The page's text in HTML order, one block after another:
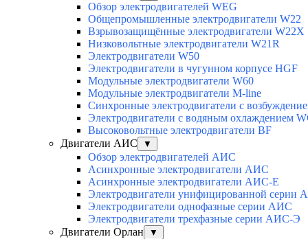
Обзор электродвигателей WEG
Общепромышленные электродвигатели W22
Взрывозащищённые электродвигатели W22X
Низковольтные электродвигатели W21R
Электродвигатели W50
Электродвигатели в чугунном корпусе HGF
Модульные электродвигатели W60
Модульные электродвигатели M-line
Синхронные электродвигатели с
Электродвигатели с водяным охлаждением
Высоковольтные электродвигатели BF
Двигатели АИС
▼
Обзор электродвигателей АИС
Асинхронные электродвигатели АИС
Асинхронные электродвигатели АИС-Е
Электродвигатели унифицированной серии
Электродвигатели однофазные серии АИС
Электродвигатели трехфазные серии АИС-Э
Двигатели Орлан
▼